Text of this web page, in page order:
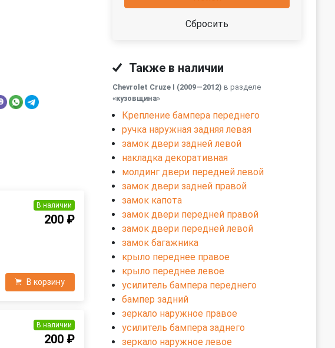
В наличии
200 ₽
В корзину
В наличии
200 ₽
Сбросить
Также в наличии
Chevrolet Cruze I (2009—2012) в разделе
«кузовщина»
Крепление бампера переднего
ручка наружная задняя левая
замок двери задней левой
накладка декоративная
молдинг двери передней левой
замок двери задней правой
замок капота
замок двери передней правой
замок двери передней левой
замок багажника
крыло переднее правое
крыло переднее левое
усилитель бампера переднего
бампер задний
зеркало наружное правое
усилитель бампера заднего
зеркало наружное левое